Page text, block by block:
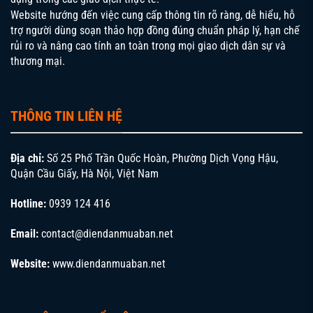
Thiếu chữ ký của một người cũng có thể khiến hợp đồng
bị vô hiệu một phần hoặc toàn bộ.
Đối với bên mua, pháp luật không hạn chế nhiều, tuy
công chứng và nêu rõ phạm vi, thời hạn. Khi kiểm tra giấy
tờ cá nhân, nên đối chiếu trực tiếp với bản gốc
CMND/CCCD, hộ chiếu để tránh tình trạng giả mạo.
Yêu cầu về hình thức và công chứng, chứng
thực
Về hình thức, **Hợp đồng mua bán đất** bắt buộc phải
nghề công chứng hoặc chứng thực tại UBND có thẩm
phức tạp và tốn thời gian. Do đó, tốt nhất là thực hiện đầy
Website hướng đến việc cung cấp thông tin rõ ràng, dễ hiểu, hỗ
trợ người dùng soạn thảo hợp đồng đúng chuẩn pháp lý, hạn chế
rủi ro và nâng cao tính an toàn trong mọi giao dịch dân sự và
thương mại.
THÔNG TIN LIÊN HỆ
Địa chỉ: Số 25 Phố Trần Quốc Hoàn, Phường Dịch Vọng Hậu,
Quận Cầu Giấy, Hà Nội, Việt Nam
Hotline: 0939 124 416
Email: contact@diendanmuaban.net
Website: www.diendanmuaban.net